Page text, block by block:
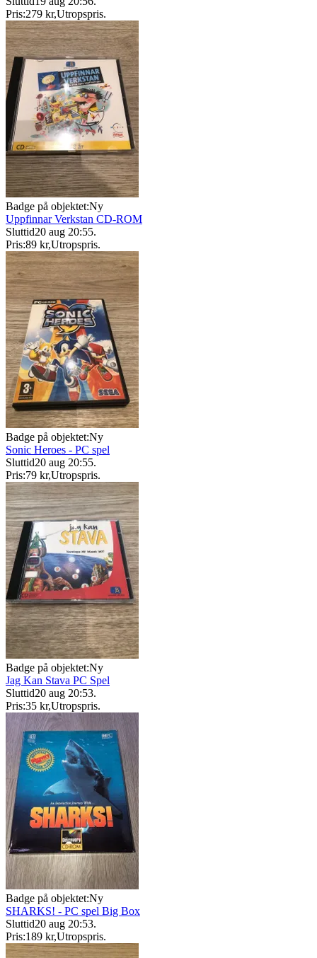
Pris:279 kr,Utropspris.
Badge på objektet:Ny
Uppfinnar Verkstan CD-ROM
Sluttid20 aug 20:55.
Pris:89 kr,Utropspris.
Badge på objektet:Ny
Sonic Heroes - PC spel
Sluttid20 aug 20:55.
Pris:79 kr,Utropspris.
Badge på objektet:Ny
Jag Kan Stava PC Spel
Sluttid20 aug 20:53.
Pris:35 kr,Utropspris.
Badge på objektet:Ny
SHARKS! - PC spel Big Box
Sluttid20 aug 20:53.
Pris:189 kr,Utropspris.